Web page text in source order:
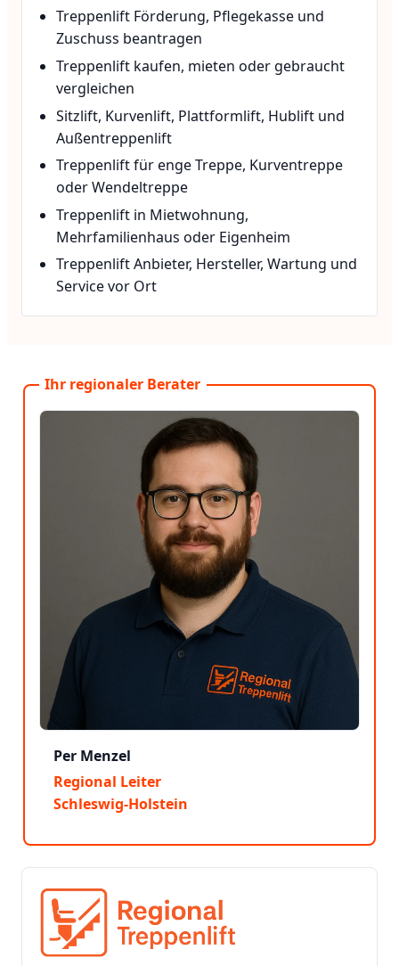
Treppenlift Förderung, Pflegekasse und
Zuschuss beantragen
Treppenlift kaufen, mieten oder gebraucht
vergleichen
Sitzlift, Kurvenlift, Plattformlift, Hublift und
Außentreppenlift
Treppenlift für enge Treppe, Kurventreppe
oder Wendeltreppe
Treppenlift in Mietwohnung,
Mehrfamilienhaus oder Eigenheim
Treppenlift Anbieter, Hersteller, Wartung und
Service vor Ort
Ihr regionaler Berater
Per Menzel
Regional Leiter
Schleswig-Holstein